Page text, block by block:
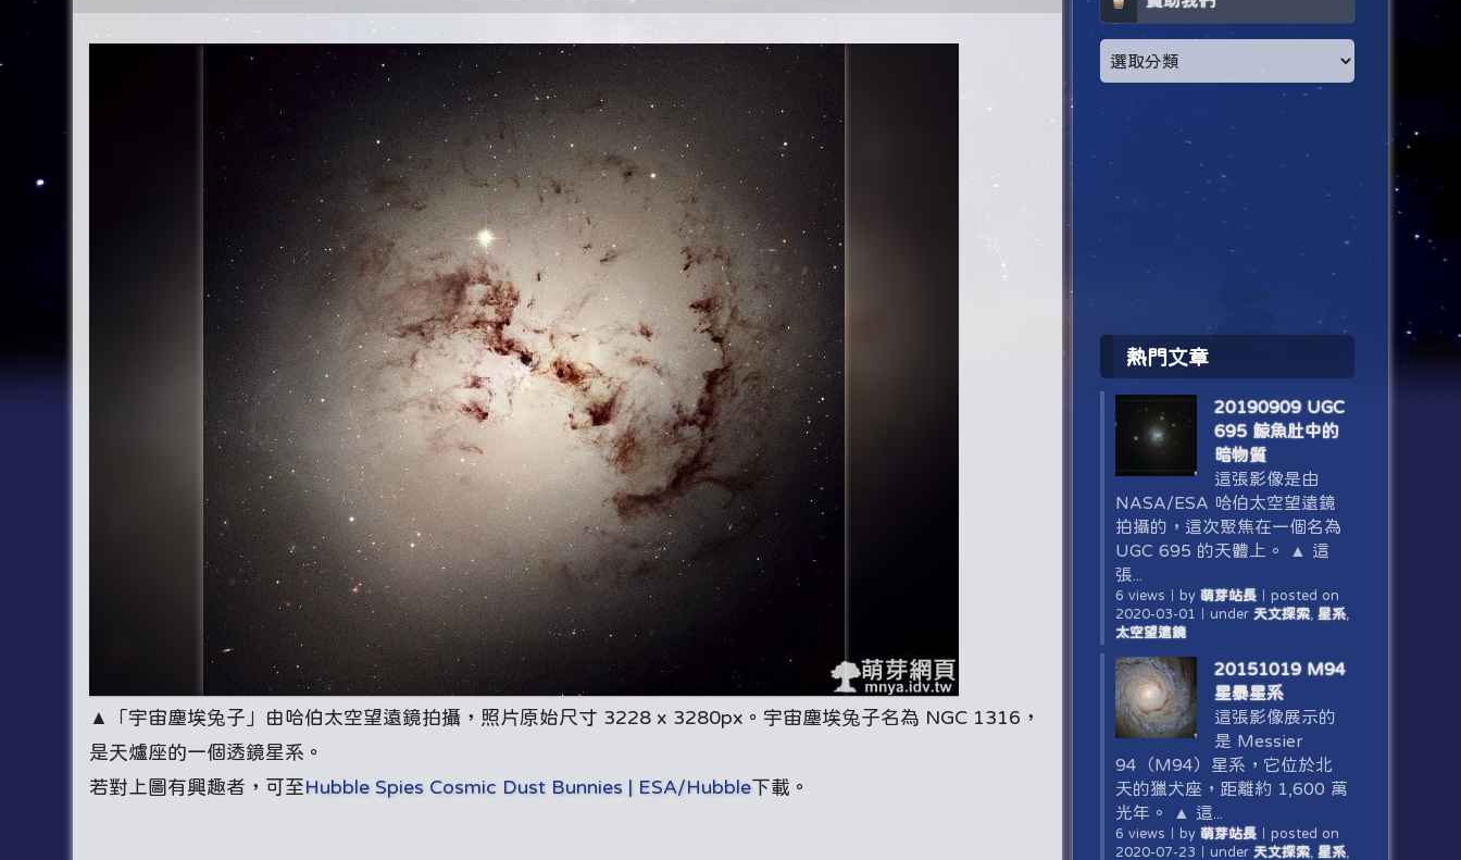
▲「宇宙塵埃兔子」由哈伯太空望遠鏡拍攝，照片原始尺寸 3228 x 3280px。宇宙塵埃兔子名為 NGC 1316，
是天爐座的一個透鏡星系。
若對上圖有興趣者，可至Hubble Spies Cosmic Dust Bunnies | ESA/Hubble下載。
熱門文章
20190909 UGC
695 鯨魚肚中的
暗物質
這張影像是由
NASA/ESA 哈伯太空望遠鏡
拍攝的，這次聚焦在一個名為
UGC 695 的天體上。 ▲ 這
張...
6 views by 萌芽站長｜ posted on
2020-03-01
under 天文探索, 星系,
太空望遠鏡
20151019 M94
星暴星系
這張影像展示的
是 Messier
94（M94）星系，它位於北
天的獵犬座，距離約 1,600 萬
光年。 ▲ 這...
6 views by 萌芽站長｜ posted on
2020-07-23
under 天文探索, 星系,